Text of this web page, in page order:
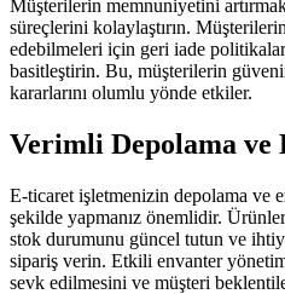
Müşterilerin memnuniyetini
süreçlerini kolaylaştırın.
edebilmeleri için geri iade
basitleştirin. Bu, müşterilerin
kararlarını olumlu yönde etkiler.
Verimli Depolama ve
E-ticaret işletmenizin depolama ve
şekilde yapmanız önemlidir.
stok durumunu güncel tutun ve
sipariş verin. Etkili envanter
sevk edilmesini ve müşteri